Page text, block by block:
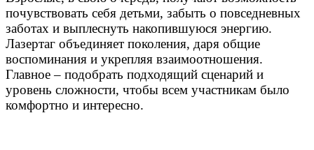
почувствовать себя детьми, забыть о повседневных
заботах и выплеснуть накопившуюся энергию.
Лазертаг объединяет поколения, даря общие
воспоминания и укрепляя взаимоотношения.
Главное – подобрать подходящий сценарий и
уровень сложности, чтобы всем участникам было
комфортно и интересно.